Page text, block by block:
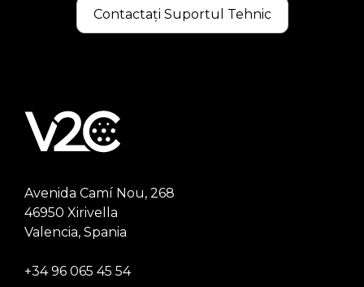
Contactați Suportul Tehnic
Avenida Camí Nou, 268
46950 Xirivella
Valencia, Spania
+34 96 065 45 54